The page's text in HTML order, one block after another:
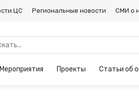
ЦС Региональные новости СМИ о
Мероприятия Проекты Статьи об